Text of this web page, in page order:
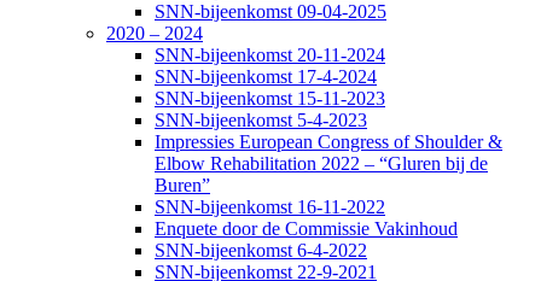
SNN-bijeenkomst 09-04-2025
2020 – 2024
SNN-bijeenkomst 20-11-2024
SNN-bijeenkomst 17-4-2024
SNN-bijeenkomst 15-11-2023
SNN-bijeenkomst 5-4-2023
Impressies European Congress of Shoulder &
Elbow Rehabilitation 2022 – “Gluren bij de
Buren”
SNN-bijeenkomst 16-11-2022
Enquete door de Commissie Vakinhoud
SNN-bijeenkomst 6-4-2022
SNN-bijeenkomst 22-9-2021